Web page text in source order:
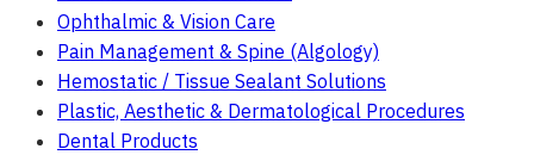
Ophthalmic & Vision Care
Pain Management & Spine (Algology)
Hemostatic / Tissue Sealant Solutions
Plastic, Aesthetic & Dermatological Procedures
Dental Products